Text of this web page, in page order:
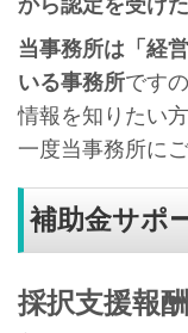
から認定を受け
当事務所は「経
いる事務所です
情報を知りたい
一度当事務所に
補助金サポ
採択支援報酬